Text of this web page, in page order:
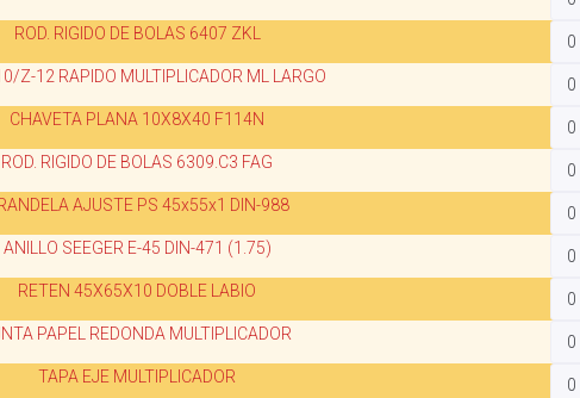
ROD. RIGIDO DE BOLAS 6407 ZKL
Z-12 RAPIDO MULTIPLICADOR ML LARGO
CHAVETA PLANA 10X8X40 F114N
ROD. RIGIDO DE BOLAS 6309.C3 FAG
AJUSTE PS 45x55x1 DIN-988
ANILLO SEEGER E-45 DIN-471 (1.75)
RETEN 45X65X10 DOBLE LABIO
PAPEL REDONDA MULTIPLICADOR
TAPA EJE MULTIPLICADOR